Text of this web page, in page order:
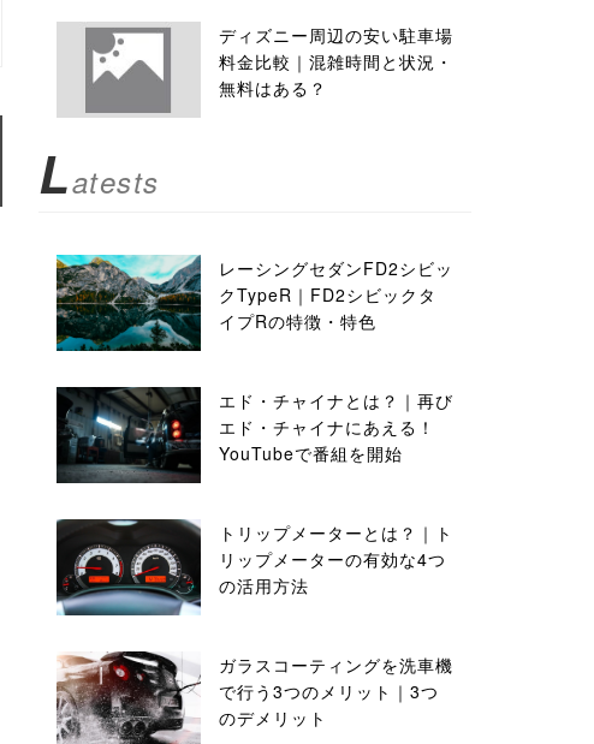
ディズニー周辺の安い駐車場
料金比較｜混雑時間と状況・
無料はある？
Latests
レーシングセダンFD2シビッ
クTypeR｜FD2シビックタ
イプRの特徴・特色
エド・チャイナとは？｜再び
エド・チャイナにあえる！
YouTubeで番組を開始
トリップメーターとは？｜ト
リップメーターの有効な4つ
の活用方法
ガラスコーティングを洗車機
で行う3つのメリット｜3つ
のデメリット